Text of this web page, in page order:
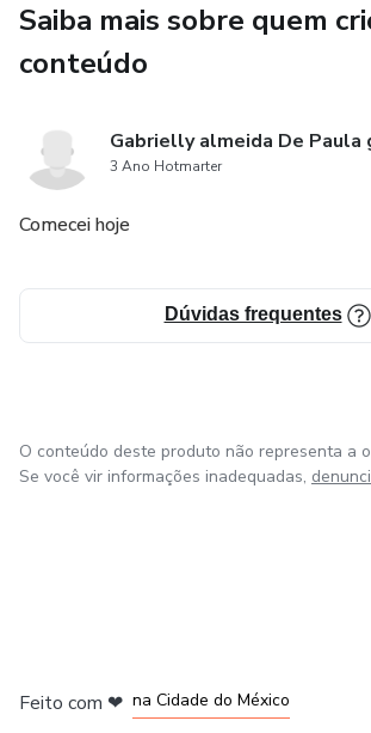
Saiba mais sobre quem
conteúdo
Gabrielly almeida De Paula
3 Ano Hotmarter
Comecei hoje
Dúvidas frequentes
O conteúdo deste produto não representa a
Se você vir informações inadequadas,
Feito com ❤ na Cidade do México